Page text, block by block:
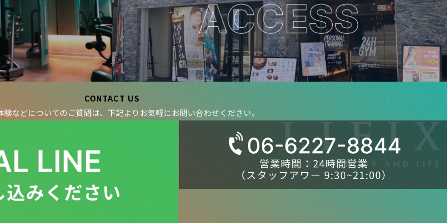
CONTACT US
験などについてのご質問は、下記より お気軽にお問い合わせください。